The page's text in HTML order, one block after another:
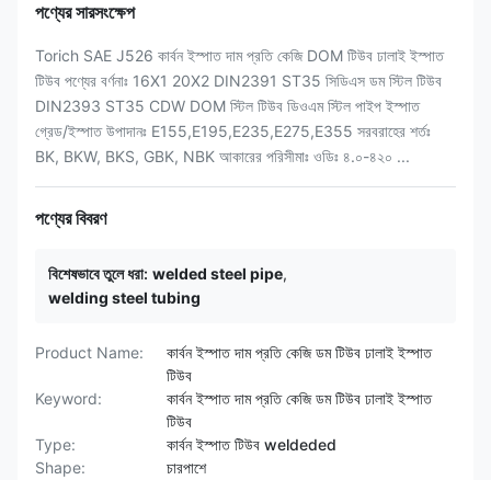
পণ্যের সারসংক্ষেপ
Torich SAE J526 কার্বন ইস্পাত দাম প্রতি কেজি DOM টিউব ঢালাই ইস্পাত
টিউব পণ্যের বর্ণনাঃ 16X1 20X2 DIN2391 ST35 সিডিএস ডম স্টিল টিউব
DIN2393 ST35 CDW DOM স্টিল টিউব ডিওএম স্টিল পাইপ ইস্পাত
গ্রেড/ইস্পাত উপাদানঃ E155,E195,E235,E275,E355 সরবরাহের শর্তঃ
BK, BKW, BKS, GBK, NBK আকারের পরিসীমাঃ ওডিঃ ৪.০-৪২০ ...
পণ্যের বিবরণ
বিশেষভাবে তুলে ধরা: welded steel pipe,
welding steel tubing
Product Name:
কার্বন ইস্পাত দাম প্রতি কেজি ডম টিউব ঢালাই ইস্পাত
টিউব
Keyword:
কার্বন ইস্পাত দাম প্রতি কেজি ডম টিউব ঢালাই ইস্পাত
টিউব
Type:
কার্বন ইস্পাত টিউব weldeded
Shape:
চারপাশে